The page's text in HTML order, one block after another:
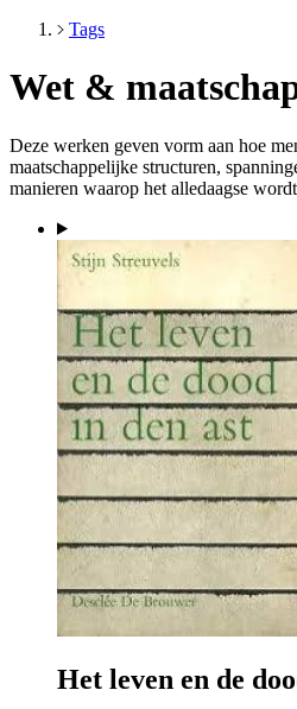
Tags
Wet &
Deze werken geven vorm aan hoe
maatschappelijke structuren,
manieren waarop het alledaagse
Het leven en de